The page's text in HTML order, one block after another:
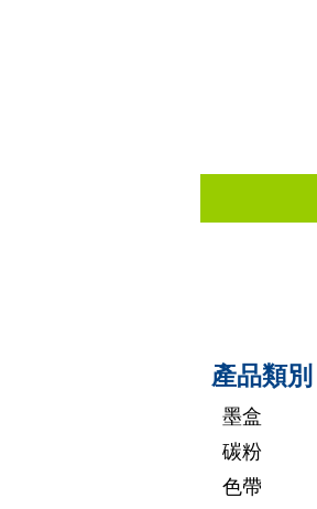
產品類別
墨盒
碳粉
色帶